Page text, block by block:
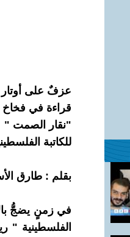
عزفٌ على أوتار
قراءة في فخاخ
"نقار الصمت "
للكاتبة
​بقلم : طارق
​في زمنٍ يضجُّ
الفلسطينية "